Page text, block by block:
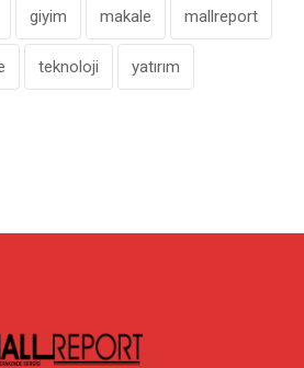
giyim makale mallreport
teknoloji yatırım